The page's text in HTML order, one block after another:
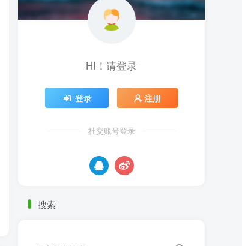
HI！请登录
登录 注册
社交账号登录
搜索